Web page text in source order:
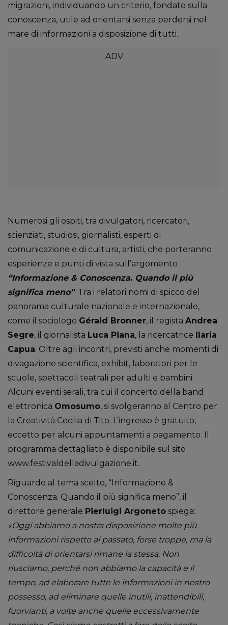
migrazioni, individuando un criterio, fondato sulla
conoscenza, utile ad orientarsi senza perdersi nel
mare di informazioni a disposizione di tutti.
Numerosi gli ospiti, tra divulgatori, ricercatori,
scienziati, studiosi, giornalisti, esperti di
comunicazione e di cultura, artisti, che porteranno
esperienze e punti di vista sull’argomento
“Informazione & Conoscenza. Quando il più
significa meno”. Tra i relatori nomi di spicco del
panorama culturale nazionale e internazionale,
come il sociologo Gérald Bronner, il regista Andrea
Segre, il giornalista Luca Piana, la ricercatrice Ilaria
Capua. Oltre agli incontri, previsti anche momenti di
divagazione scientifica, exhibit, laboratori per le
scuole, spettacoli teatrali per adulti e bambini.
Alcuni eventi serali, tra cui il concerto della band
elettronica Omosumo, si svolgeranno al Centro per
la Creatività Cecilia di Tito. L’ingresso è gratuito,
eccetto per alcuni appuntamenti a pagamento. Il
programma dettagliato è disponibile sul sito
www.festivaldelladivulgazione.it.
Riguardo al tema scelto, “Informazione &
Conoscenza. Quando il più significa meno”, il
direttore generale Pierluigi Argoneto spiega:
«Oggi abbiamo a nostra disposizione molte più
informazioni rispetto al passato, forse troppe, ma la
difficoltà di orientarsi rimane la stessa. Non
riusciamo, perché non abbiamo la capacità e il
tempo, ad elaborare tutte le informazioni in nostro
possesso, ad eliminare quelle inutili, inattendibili,
fuorvianti, a volte anche quelle eccessivamente